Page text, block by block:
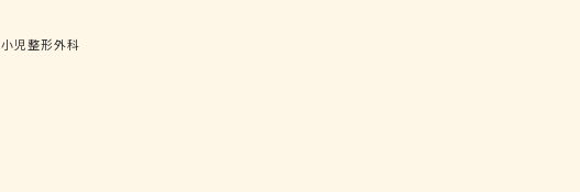
小児整形外科